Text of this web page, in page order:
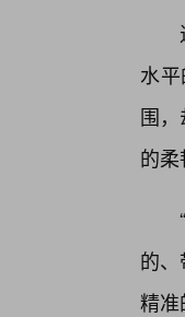
水
围
的
的
精